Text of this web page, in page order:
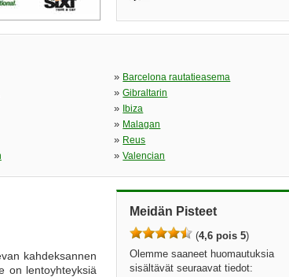
» Barcelona rautatieasema
»Gibraltarin
» Ibiza
» Malagan
» Reus
»Valencian
kahdeksannen
on lentoyhteyksiä
Meidän Pisteet
(4,6 pois 5)
Olemme saaneet huomautuksia
sisältävät seuraavat tiedot: